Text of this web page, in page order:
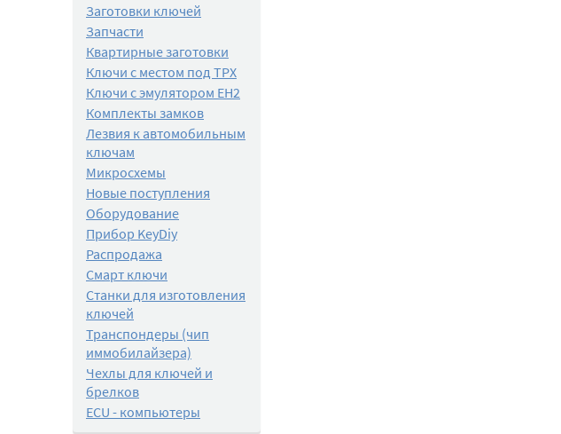
Заготовки ключей
Запчасти
Квартирные заготовки
Ключи с местом под TPX
Ключи с эмулятором EH2
Комплекты замков
Лезвия к автомобильным
ключам
Микросхемы
Новые поступления
Оборудование
Прибор KeyDiy
Распродажа
Смарт ключи
Станки для изготовления
ключей
Транспондеры (чип
иммобилайзера)
Чехлы для ключей и
брелков
ECU - компьютеры